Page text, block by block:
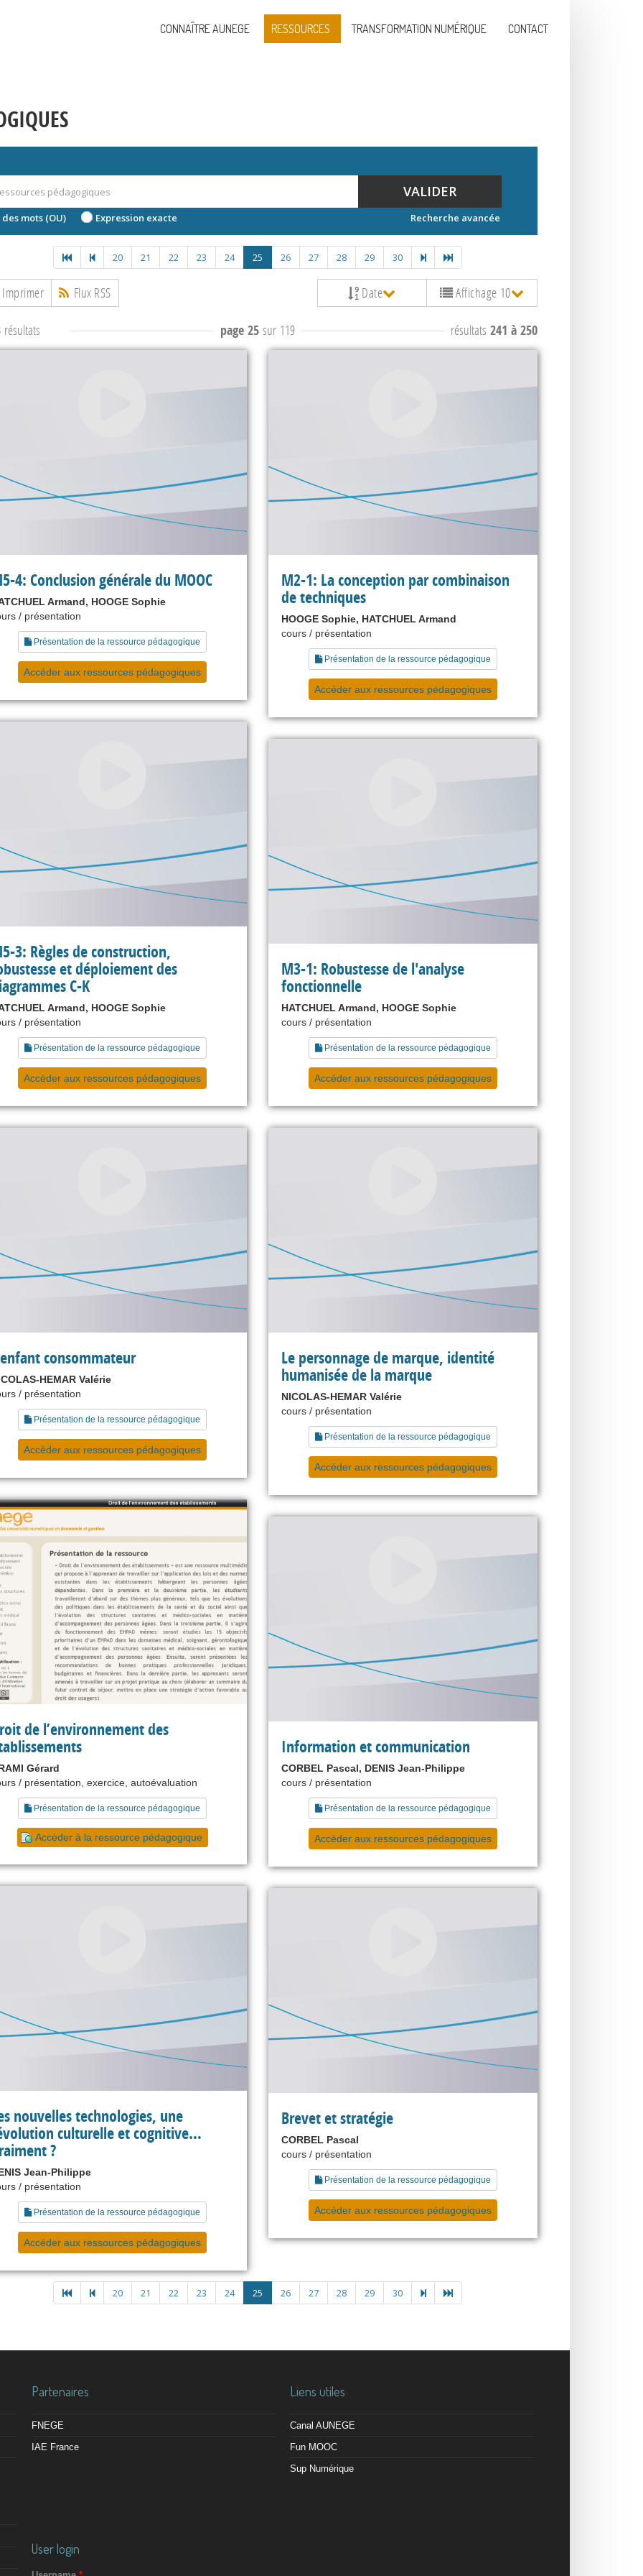
CONNAÎTRE AUNEGE RESSOURCES TRANSFORMATION NUMÉRIQUE CONTACT
VALIDER
des mots (OU) Expression exacte Recherche avancée
20 21 22 23 24 25 26 27 28 29 30
Flux RSS Date Affichage 10
résultats page 25sur 119 résultats 241 à 250
4: Conclusion générale du MOOC
Armand, HOOGE Sophie
/ présentation
Présentation de la ressource pédagogique
Accéder aux ressources pédagogiques
M2-1: La conception par combinaison
de techniques
HOOGE Sophie, HATCHUEL Armand
cours / présentation
Présentation de la ressource pédagogique
Accéder aux ressources pédagogiques
3: Règles de construction,
et déploiement des
C-K
Armand, HOOGE Sophie
/ présentation
Présentation de la ressource pédagogique
Accéder aux ressources pédagogiques
M3-1: Robustesse de l'analyse
fonctionnelle
HATCHUEL Armand, HOOGE Sophie
cours / présentation
Présentation de la ressource pédagogique
Accéder aux ressources pédagogiques
consommateur
HEMAR Valérie
/ présentation
Présentation de la ressource pédagogique
Accéder aux ressources pédagogiques
Le personnage de marque, identité
humanisée de la marque
NICOLAS-HEMAR Valérie
cours / présentation
Présentation de la ressource pédagogique
Accéder aux ressources pédagogiques
de l’environnement des
Gérard
/ présentation, exercice, autoévaluation
Présentation de la ressource pédagogique
Accéder à la ressource pédagogique
Information et communication
CORBEL Pascal, DENIS Jean-Philippe
cours / présentation
Présentation de la ressource pédagogique
Accéder aux ressources pédagogiques
nouvelles technologies, une
culturelle et cognitive…
?
Jean-Philippe
/ présentation
Présentation de la ressource pédagogique
Accéder aux ressources pédagogiques
Brevet et stratégie
CORBEL Pascal
cours / présentation
Présentation de la ressource pédagogique
Accéder aux ressources pédagogiques
20 21 22 23 24 25 26 27 28 29 30
Partenaires
FNEGE
IAE France
Liens utiles
Canal AUNEGE
Fun MOOC
Sup Numérique
User login